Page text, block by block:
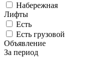
Набережная
Лифты
Есть
Есть грузовой
Объявление
За период